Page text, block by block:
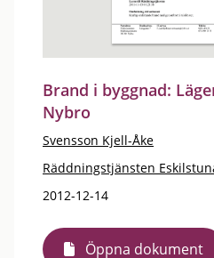
Brand i byggnad:
Nybro
Svensson Kjell-Åke
Räddningstjänsten
2012-12-14
Öppna dokument